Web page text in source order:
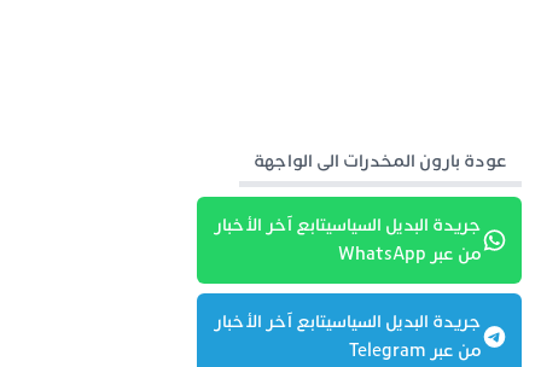
عودة بارون المخدرات الى الواجهة
جريدة البديل السياسيتابع آخر الأخبار
من عبر WhatsApp
جريدة البديل السياسيتابع آخر الأخبار
من عبر Telegram